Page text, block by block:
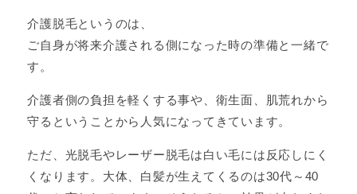
介護脱毛というのは、
ご自身が将来介護される側になった時の準備と一緒で
す。
介護者側の負担を軽くする事や、衛生面、肌荒れから
守るということから人気になってきています。
ただ、光脱毛やレーザー脱毛は白い毛には反応しにく
くなります。大体、白髪が生えてくるのは30代～40